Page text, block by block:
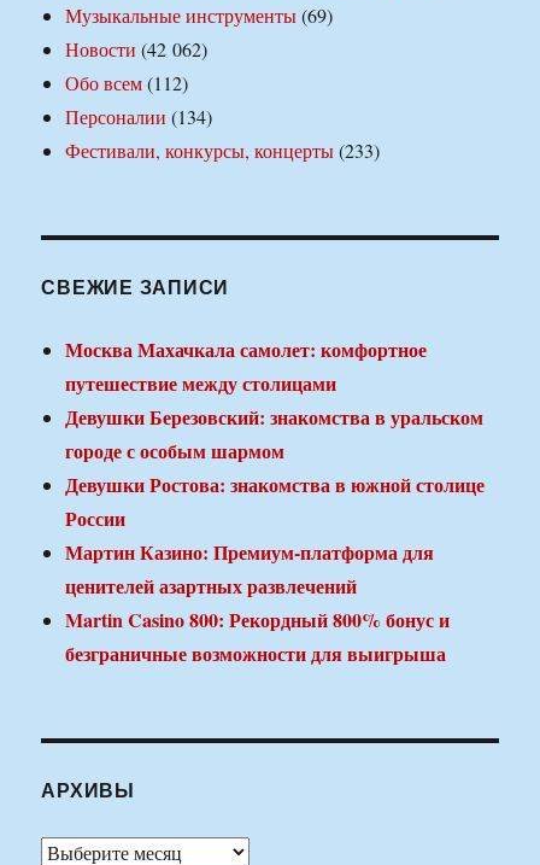
Музыкальные инструменты(69)
Новости (42 062)
Обо всем(112)
Персоналии (134)
Фестивали, конкурсы, концерты(233)
СВЕЖИЕ ЗАПИСИ
Москва Махачкала самолет: комфортное
путешествие между столицами
Девушки Березовский: знакомства в уральском
городе с особым шармом
Девушки Ростова: знакомства в южной столице
России
Мартин Казино: Премиум-платформа для
ценителей азартных развлечений
Martin Casino 800: Рекордный 800% бонус и
безграничные возможности для выигрыша
АРХИВЫ
Архивы